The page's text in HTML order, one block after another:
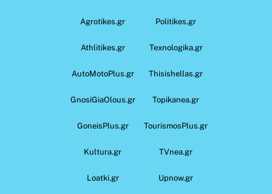
Agrotikes.gr Politikes.gr
Athlitikes.gr Texnologika.gr
AutoMotoPlus.gr Thisishellas.gr
GnosiGiaOlous.gr Topikanea.gr
GoneisPlus.gr TourismosPlus.gr
Kultura.gr TVnea.gr
Loatki.gr Upnow.gr